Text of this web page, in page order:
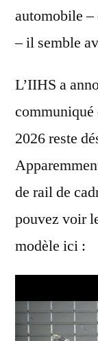
automobile –
– il semble
L’IIHS a
2026 reste
de rail de
pouvez voir
modèle ici :